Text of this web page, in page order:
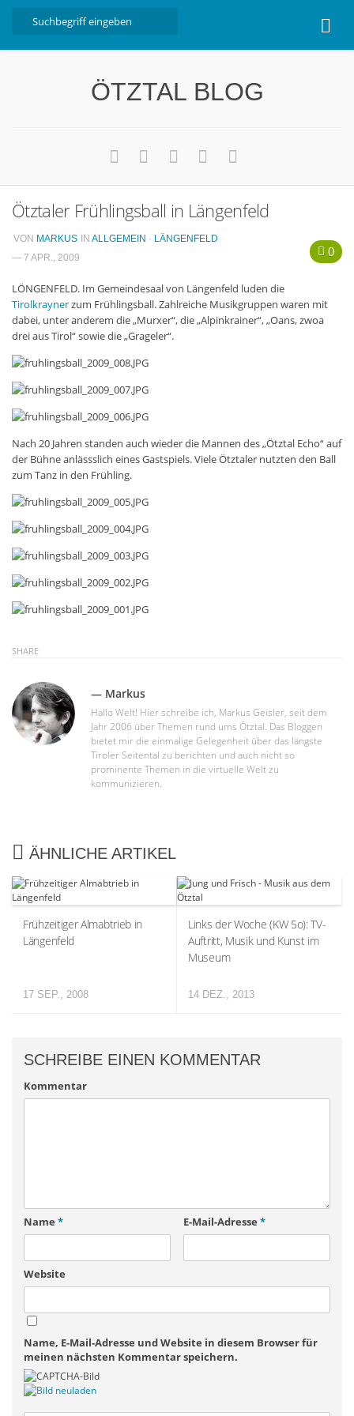
Nützliche Informationen
Free W-LAN Verzeichnis Ötztal
Kostenloser Bustransfer ins Gletscherskigebiet von
Sölden
Impressum
Kontakt
Datenschutzerklärung
ÖTZTAL BLOG
Ötztaler Frühlingsball in Längenfeld
0
VON MARKUS IN ALLGEMEIN · LÄNGENFELD
— 7 APR., 2009
LÖNGENFELD. Im Gemeindesaal von Längenfeld luden die
Tirolkraynerzum Frühlingsball. Zahlreiche Musikgruppen waren mit
dabei, unter anderem die „Murxer“, die „Alpinkrainer“, „Oans, zwoa
drei aus Tirol“ sowie die „Grageler“.
Nach 20 Jahren standen auch wieder die Mannen des „Ötztal Echo“ auf
der Bühne anlässslich eines Gastspiels. Viele Ötztaler nutzten den Ball
zum Tanz in den Frühling.
SHARE
— Markus
Hallo Welt! Hier schreibe ich, Markus Geisler, seit dem
Jahr 2006 über Themen rund ums Ötztal. Das Bloggen
bietet mir die einmalige Gelegenheit über das längste
Tiroler Seitental zu berichten und auch nicht so
prominente Themen in die virtuelle Welt zu
kommunizieren.
ÄHNLICHE ARTIKEL
Frühzeitiger Almabtrieb in
Längenfeld
17 SEP., 2008
Links der Woche (KW 5o): TV-
Auftritt, Musik und Kunst im
Museum
14 DEZ., 2013
SCHREIBE EINEN KOMMENTAR
Kommentar
Name * E-Mail-Adresse *
Website
Name, E-Mail-Adresse und Website in diesem Browser für
meinen nächsten Kommentar speichern.